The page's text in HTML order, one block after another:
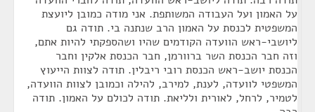
על האמון ועל העבודה המשותפת. אני מודה כמובן ליועצת
המשפטית לכנסת על האמון הרב שנתנה בי. תודה גם
ליושבי-ראש הוועדה הקודמים שהיו ושהספקתי להיות אתם,
וזה חבר הכנסת השר ברוורמן, חבר הכנסת אלקין וחבר
הכנסת יושב-ראש הכנסת רובי ריבלין. תודה לצוות הייעוץ
המשפטי לוועדה, לענת, למירב, להילה וכמובן לצוות הוועדה,
לטמיר, לרחל, לאורית ולליאת. תודה לכולם על האמון. תודה